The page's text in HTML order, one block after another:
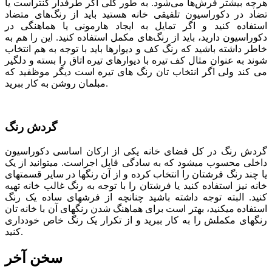
هرچه بیشتر فرش‌ها می‌شود. به طور کلی اگر طرفدار کنتراست یا
تضاد در دکوراسیون تلفیقی خانه هستید باید از رنگ‌های متضاد
استفاده کنید و اگر تمایل به ایجاد هارمونی یا هماهنگی در
دکوراسیون دارید، باید از رنگ‌های مکمل استفاده کنید. این را هم به
خاطر داشته باشید که رنگ کف و دیوارها باید با توجه به هم انتخاب
شوند به عنوان مثال کف تیره با دیوارهای تیره اتاق را بسته و دلگیر
می کند ولی اگر انتخاب تان رنگ های تیره است دیگر موظفید که
مبلمان روشن به کار ببرید.
گردش رنگ
گردش رنگ در کل فضای خانه یکی از ارکان اساسی دکوراسیون
داخلی محسوب می­شود که به سادگی قابل اجراست. می­توانید از یک
یا چند رنگ فرش­تان را انتخاب کرده و از آن رنگ­ها در سایر قسمت­های
خانه نیز استفاده کنید یا فرشتان را با توجه به رنگ غالب خانه تهیه
کنید. البته توجه داشته باشید چنانچه از فرش­های ساده یک رنگ
استفاده می­کنید، بهتر است برای هماهنگ شدن رنگ­های آن با خانه­ تان
رنگ­های مکملش را به کار ببرید و از تکرار یک رنگ خاص خودداری
کنید.
سخن آخر